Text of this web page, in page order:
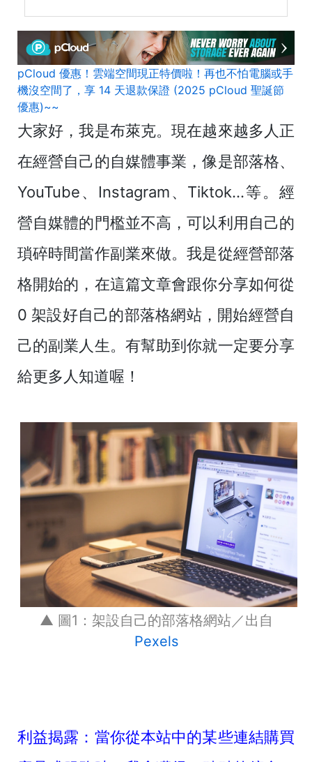
pCloud 優惠！雲端空間現正特價啦！再也不怕電腦或手
機沒空間了，享 14 天退款保證 (2025 pCloud 聖誕節
優惠)~~
大家好，我是布萊克。現在越來越多人正
在經營自己的自媒體事業，像是部落格、
YouTube、Instagram、Tiktok...等。經
營自媒體的門檻並不高，可以利用自己的
瑣碎時間當作副業來做。我是從經營部落
格開始的，在這篇文章會跟你分享如何從
0 架設好自己的部落格網站，開始經營自
己的副業人生。有幫助到你就一定要分享
給更多人知道喔！
▲ 圖1：架設自己的部落格網站／出自
Pexels
利益揭露：當你從本站中的某些連結購買